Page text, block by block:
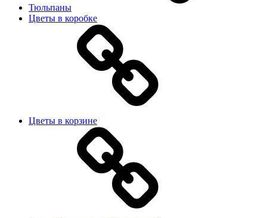
Тюльпаны
Цветы в коробке
Цветы в корзине